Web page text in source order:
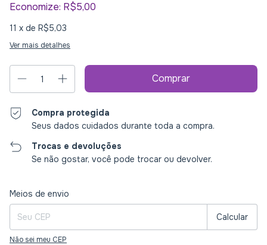
Economize: R$5,00
11 x de R$5,03
Ver mais detalhes
Compra protegida
Seus dados cuidados durante toda a compra.
Trocas e devoluções
Se não gostar, você pode trocar ou devolver.
Entregas para o CEP:
Meios de envio
Calcular
Não sei meu CEP